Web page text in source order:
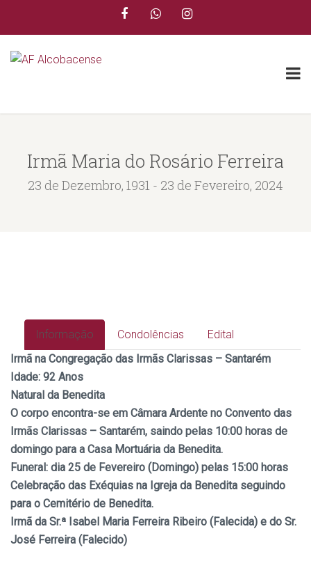
Irmã Maria do Rosário Ferreira
23 de Dezembro, 1931 - 23 de Fevereiro, 2024
Informação Condolências
Edital
Irmã na Congregação das Irmãs Clarissas – Santarém
Idade: 92 Anos
Natural da Benedita
O corpo encontra-se em Câmara Ardente no Convento das
Irmãs Clarissas – Santarém, saindo pelas 10:00 horas de
domingo para a Casa Mortuária da Benedita.
Funeral: dia 25 de Fevereiro (Domingo) pelas 15:00 horas
Celebração das Exéquias na Igreja da Benedita seguindo
para o Cemitério de Benedita.
Irmã da Sr.ª Isabel Maria Ferreira Ribeiro (Falecida) e do Sr.
José Ferreira (Falecido)